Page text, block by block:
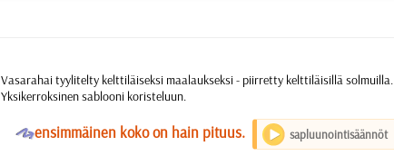
Vasarahai tyylitelty kelttiläiseksi maalaukseksi - piirretty kelttiläisillä solmuilla.
Yksikerroksinen sablooni koristeluun.
Oensimmäinen koko on hain pituus. sapluunointisäännöt